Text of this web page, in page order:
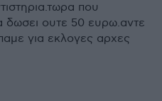
που
δωσει ουτε 50 ευρω.αντε
για εκλογες αρχες